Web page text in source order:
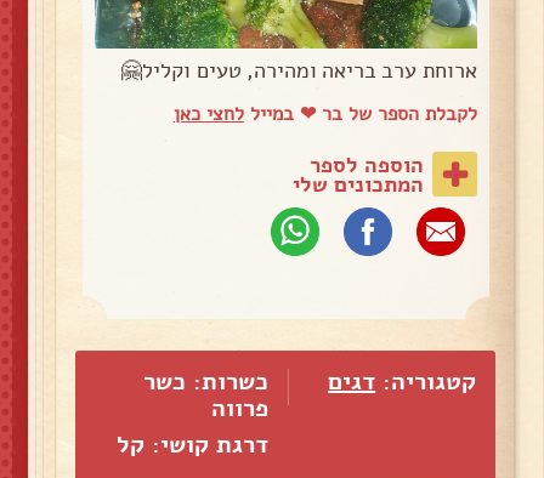
ארוחת ערב בריאה ומהירה, טעים וקליל🤗
לקבלת הספר של בר ❤ במייללחצי כאן
הוספה לספר
המתכונים שלי
קטגוריה: דגים
כשרות: כשר
פרווה
דרגת קושי: קל